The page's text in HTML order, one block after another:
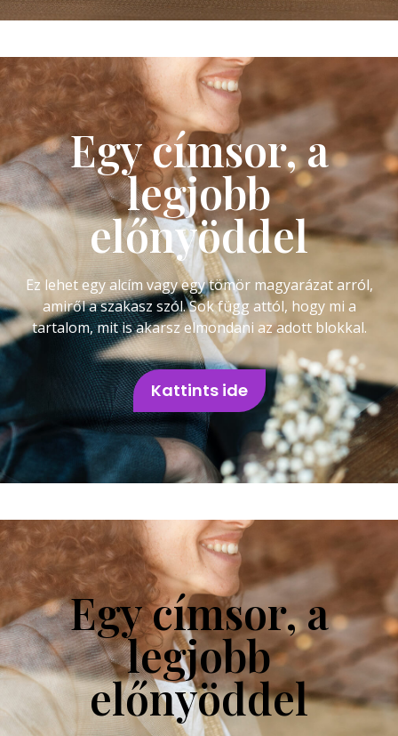
Egy címsor, a
legjobb
előnyöddel
Ez lehet egy alcím vagy egy tömör magyarázat arról,
amiről a szakasz szól. Sok függ attól, hogy mi a
tartalom, mit is akarsz elmondani az adott blokkal.
Kattints ide
Egy címsor, a
legjobb
előnyöddel